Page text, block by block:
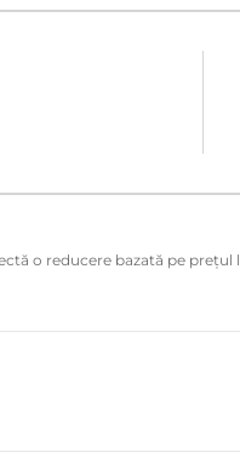
o reducere bazată pe